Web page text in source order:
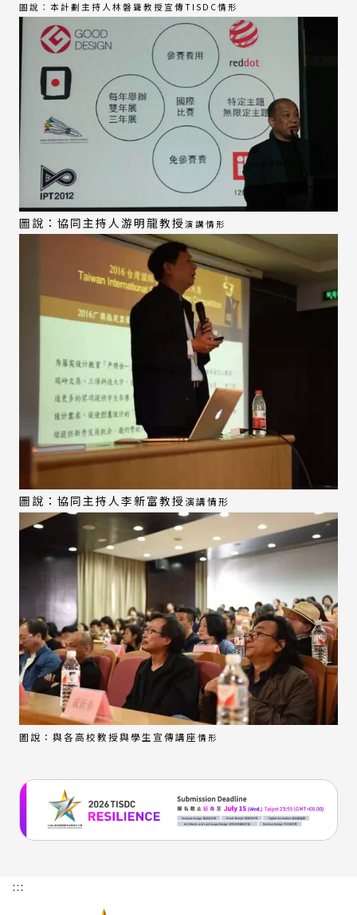
圖說：本計劃主持人林磐聳教授宣傳TISDC情形
圖說：協同主持人游明龍教授演講情形
圖說：協同主持人李新富教授演講情形
圖說：與各高校教授與學生宣傳講座 情形
:::